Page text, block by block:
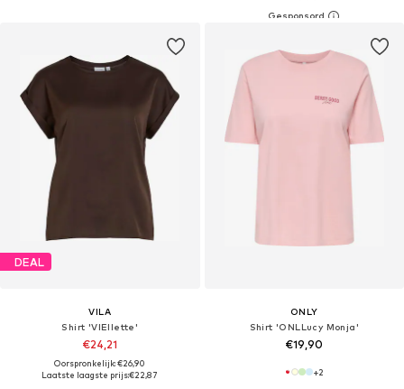
DEAL
VILA
Shirt 'VIEllette'
€24,21
Oorspronkelijk: €26,90
Laatste laagste prijs:€22,87
ONLY
Shirt 'ONLLucy Monja'
€19,90
+2